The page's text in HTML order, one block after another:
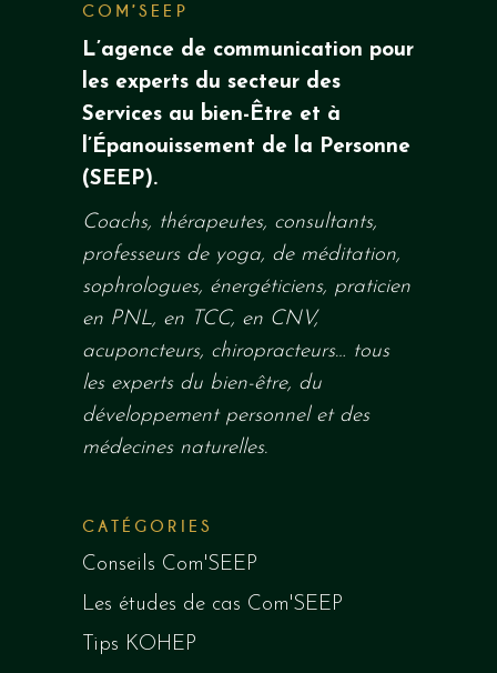
COM’SEEP
L’agence de communication pour
les experts du secteur des
Services au bien-Être et à
l’Épanouissement de la Personne
(SEEP).
Coachs, thérapeutes, consultants,
professeurs de yoga, de méditation,
sophrologues, énergéticiens, praticien
en PNL, en TCC, en CNV,
acuponcteurs, chiropracteurs… tous
les experts du bien-être, du
développement personnel et des
médecines naturelles.
CATÉGORIES
Conseils Com'SEEP
Les études de cas Com'SEEP
Tips KOHEP